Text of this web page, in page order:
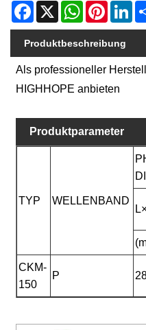
Facebook
X WhatsAppPinterest
Produktbeschreibung
Als professioneller
HIGHHOPE anbieten
Produktparameter
TYP WELLENBAND
CKM-
150
P